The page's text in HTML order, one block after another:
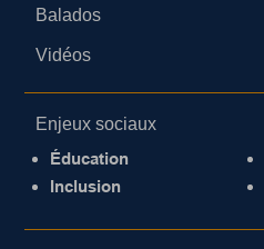
Balados
Vidéos
Enjeux sociaux
Éducation
Inclusion